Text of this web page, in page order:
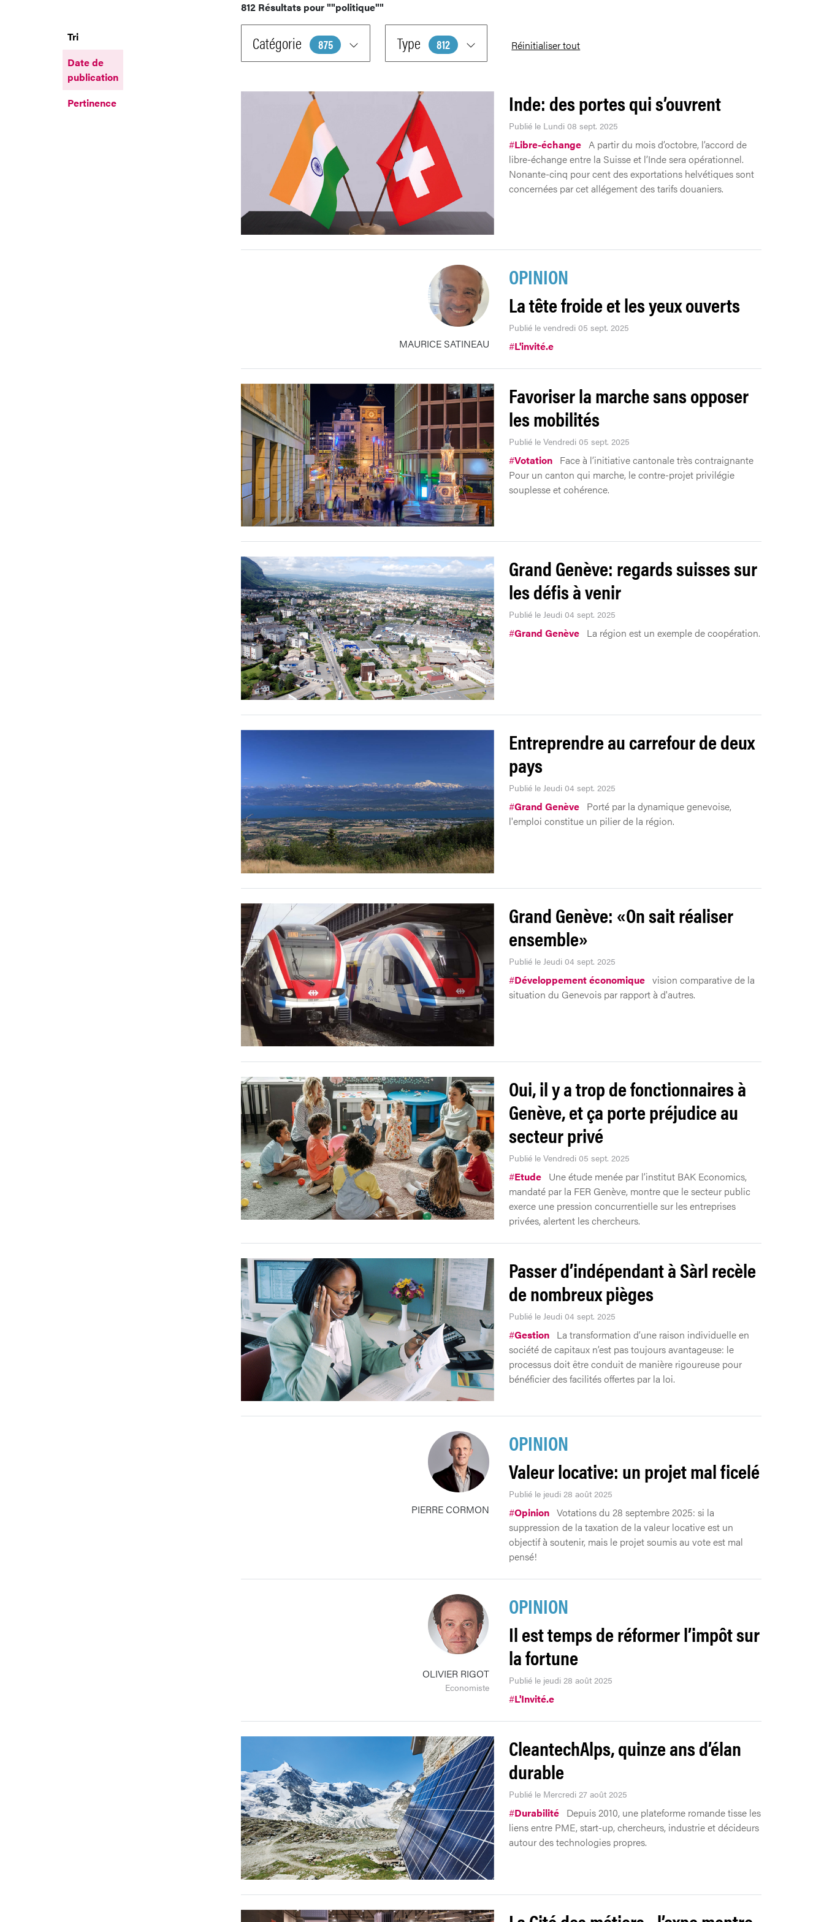
812 Résultats pour""politique""
Tri
Date de
publication
Pertinence
Catégorie 875 Type 812 Réinitialiser tout
Inde: des portes qui s’ouvrent
Publié le Lundi 08 sept. 2025
#Libre-échange A partir du mois d’octobre, l’accord de
libre-échange entre la Suisse et l’Inde sera opérationnel.
Nonante-cinq pour cent des exportations helvétiques sont
concernées par cet allégement des tarifs douaniers.
MAURICE SATINEAU
OPINION
La tête froide et les yeux ouverts
Publié le vendredi 05 sept. 2025
#L'invité.e
Favoriser la marche sans opposer
les mobilités
Publié le Vendredi 05 sept. 2025
#Votation Face à l’initiative cantonale très contraignante
Pour un canton qui marche, le contre-projet privilégie
souplesse et cohérence.
Grand Genève: regards suisses sur
les défis à venir
Publié le Jeudi 04 sept. 2025
#Grand Genève La région est un exemple de coopération.
Entreprendre au carrefour de deux
pays
Publié le Jeudi 04 sept. 2025
#Grand Genève Porté par la dynamique genevoise,
l'emploi constitue un pilier de la région.
Grand Genève: «On sait réaliser
ensemble»
Publié le Jeudi 04 sept. 2025
#Développement économique vision comparative de la
situation du Genevois par rapport à d'autres.
Oui, il y a trop de fonctionnaires à
Genève, et ça porte préjudice au
secteur privé
Publié le Vendredi 05 sept. 2025
#Etude Une étude menée par l’institut BAK Economics,
mandaté par la FER Genève, montre que le secteur public
exerce une pression concurrentielle sur les entreprises
privées, alertent les chercheurs.
Passer d’indépendant à Sàrl recèle
de nombreux pièges
Publié le Jeudi 04 sept. 2025
#Gestion La transformation d’une raison individuelle en
société de capitaux n’est pas toujours avantageuse: le
processus doit être conduit de manière rigoureuse pour
bénéficier des facilités offertes par la loi.
PIERRE CORMON
OPINION
Valeur locative: un projet mal ficelé
Publié le jeudi 28 août 2025
#Opinion Votations du 28 septembre 2025: si la
suppression de la taxation de la valeur locative est un
objectif à soutenir, mais le projet soumis au vote est mal
pensé!
OLIVIER RIGOT
Economiste
OPINION
Il est temps de réformer l’impôt sur
la fortune
Publié le jeudi 28 août 2025
#L'Invité.e
CleantechAlps, quinze ans d’élan
durable
Publié le Mercredi 27 août 2025
#Durabilité Depuis 2010, une plateforme romande tisse les
liens entre PME, start-up, chercheurs, industrie et décideurs
autour des technologies propres.